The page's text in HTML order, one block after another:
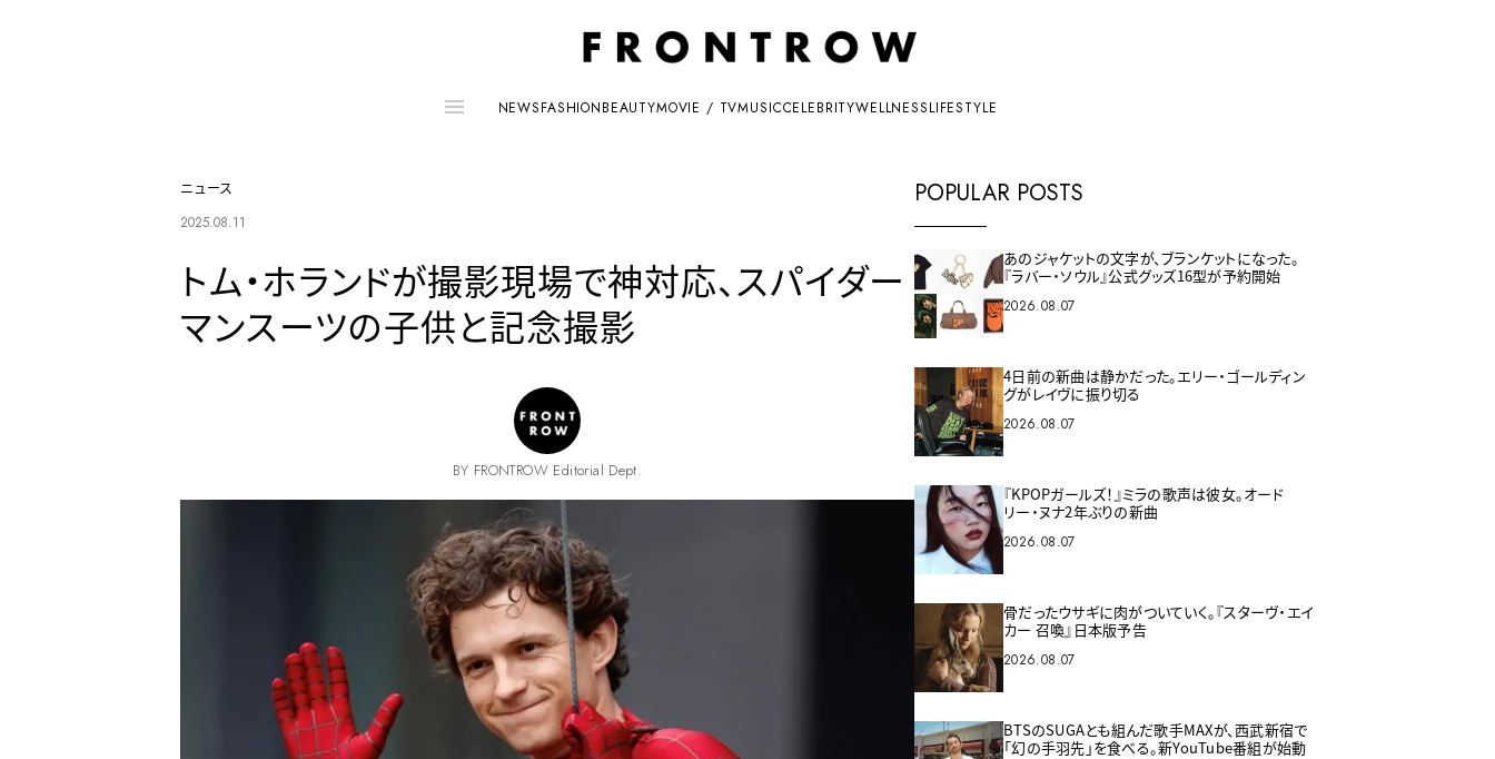
NEWSFASHIONBEAUTYMOVIE / TVMUSICCELEBRITYWELLNESSLIFESTYLE
ニュース
2025.08.11
トム・ホランドが撮影現場で神対応、スパイダー
マンスーツの子供と記念撮影
BY FRONTROW Editorial Dept.
POPULAR POSTS
あのジャケットの文字が、ブランケットになった。
『ラバー・ソウル』公式グッズ16型が予約開始
2026.08.07
4日前の新曲は静かだった。エリー・ゴールディン
グがレイヴに振り切る
2026.08.07
『KPOPガールズ！』ミラの歌声は彼女。オード
リー・ヌナ2年ぶりの新曲
2026.08.07
骨だったウサギに肉がついていく。『スターヴ・エイ
カー 召喚』日本版予告
2026.08.07
BTSのSUGAとも組んだ歌手MAXが、西武新宿で
「幻の手羽先」を食べる。新YouTube番組が始動